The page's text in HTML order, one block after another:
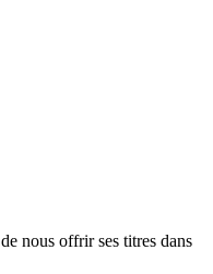
nous offrir ses titres dans